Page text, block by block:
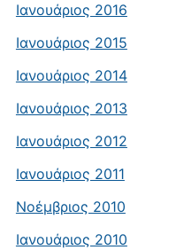
Ιανουάριος 2016
Ιανουάριος 2015
Ιανουάριος 2014
Ιανουάριος 2013
Ιανουάριος 2012
Ιανουάριος 2011
Νοέμβριος 2010
Ιανουάριος 2010